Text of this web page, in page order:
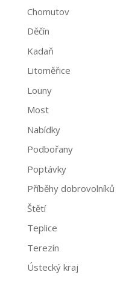
Chomutov
Děčín
Kadaň
Litoměřice
Louny
Most
Nabídky
Podbořany
Poptávky
Příběhy dobrovolníků
Štětí
Teplice
Terezín
Ústecký kraj